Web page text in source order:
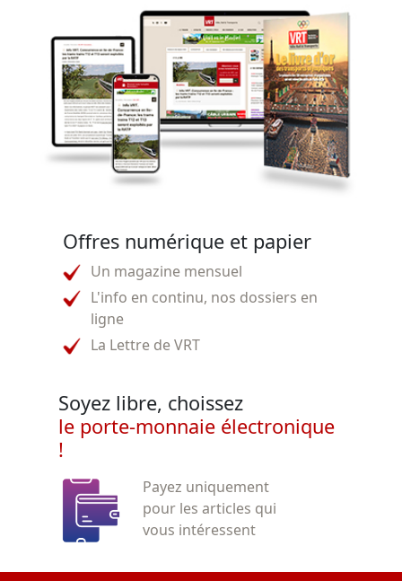
Offres numérique et papier
Un magazine mensuel
L'info en continu, nos dossiers en
ligne
La Lettre de VRT
Soyez libre, choissez
le porte-monnaie électronique
!
Payez uniquement
pour les articles qui
vous intéressent